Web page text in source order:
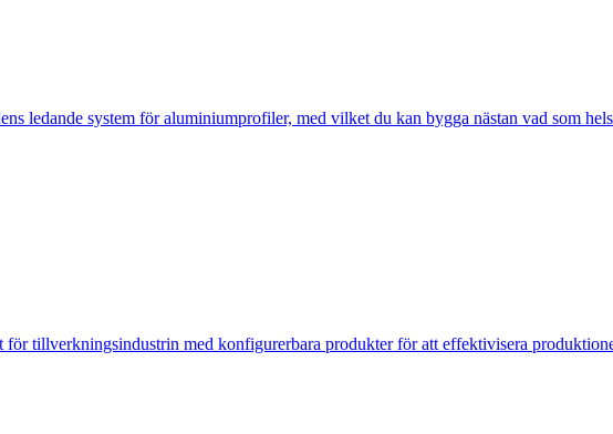
ledande system för aluminiumprofiler, med vilket du kan bygga nästan vad som
för tillverkningsindustrin med konfigurerbara produkter för att effektivisera